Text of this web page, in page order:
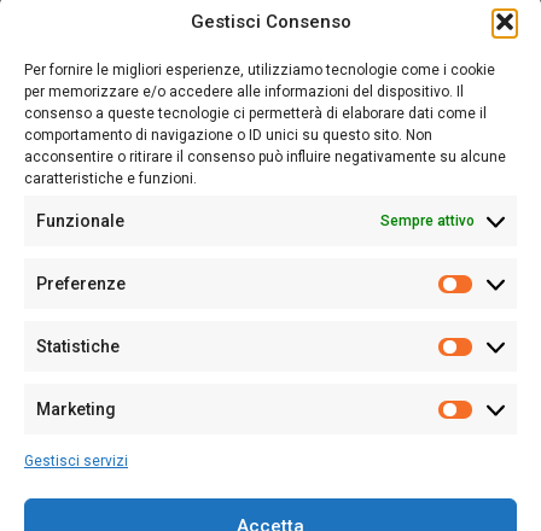
Gestisci Consenso
Per fornire le migliori esperienze, utilizziamo tecnologie come i cookie
per memorizzare e/o accedere alle informazioni del dispositivo. Il
consenso a queste tecnologie ci permetterà di elaborare dati come il
comportamento di navigazione o ID unici su questo sito. Non
acconsentire o ritirare il consenso può influire negativamente su alcune
caratteristiche e funzioni.
Funzionale Sempre attivo
Preferenze
Statistiche
Marketing
Gestisci servizi
Accetta
Sardegna Ieri-Oggi-Domani nasce per informare “liberamente” i
lettori su quanto accade in Sardegna, con un occhio rivolto al
nostro passato e, soprattutto, al nostro futuro
Follow Us
Sede:Via Cristoforo Colombo 09013 Carbonia
Partita IVA02270380922
128/2020 del 10/02/2020
Per la Pubblicità: